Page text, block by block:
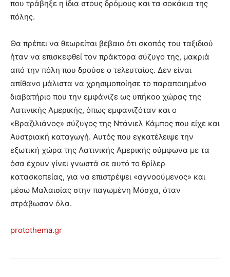
που τράβηξε η ίδια στους δρόμους και τα σοκάκια της
πόλης.
Θα πρέπει να θεωρείται βέβαιο ότι σκοπός του ταξιδιού
ήταν να επισκεφθεί τον πράκτορα σύζυγο της, μακριά
από την πόλη που δρούσε ο τελευταίος. Δεν είναι
απίθανο μάλιστα να χρησιμοποίησε το παραποιημένο
διαβατήριο που την εμφάνιζε ως υπήκοο χώρας της
Λατινικής Αμερικής, όπως εμφανιζόταν και ο
«Βραζιλιάνος» σύζυγος της Ντάνιελ Κάμπος που είχε και
Αυστριακή καταγωγή. Αυτός που εγκατέλειψε την
εξωτική χώρα της Λατινικής Αμερικής σύμφωνα με τα
όσα έχουν γίνει γνωστά σε αυτό το θρίλερ
κατασκοπείας, για να επιστρέψει «αγνοούμενος» και
μέσω Μαλαισίας στην παγωμένη Μόσχα, όταν
στράβωσαν όλα.
protothema.gr